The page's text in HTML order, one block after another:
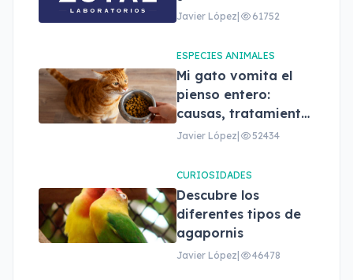
Javier López 61752
ESPECIES ANIMALES
Mi gato vomita el
pienso entero:
causas, tratamiento
y cuándo
Javier López 52434
CURIOSIDADES
Descubre los
diferentes tipos de
agapornis
Javier López 46478